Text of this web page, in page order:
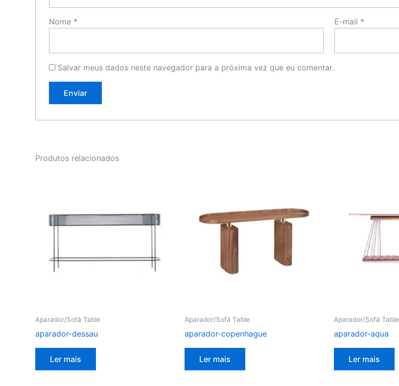
Nome * E-mail *
Salvar meus dados neste navegador para a próxima vez que eu comentar.
Produtos relacionados
Aparador/Sofá Table
aparador-dessau
Ler mais
Aparador/Sofá Table
aparador-copenhague
Ler mais
Aparador/Sofá Table
aparador-aqua
Ler mais